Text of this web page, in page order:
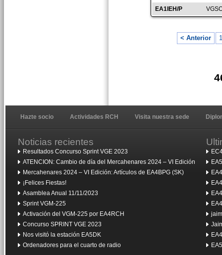
EA1IEH/P
< Anterior 1
Hazte socio Actividades RCH Visita nuestra sede
Noticias recientes
Resultados Concurso Sprint VGE 2023
ATENCION: Cambio de día del Mercahenares 2024 – VI Edición
Mercahenares 2024 – VI Edición: Artículos de EA4BPG (SK)
¡Felices Fiestas!
Asamblea Anual 11/11/2023
Sprint VGM-225
Activación del VGM-225 por EA4RCH
Concurso SPRINT VGE 2023
Nos visitó la estación EA5DK
Ordenadores para el cuarto de radio